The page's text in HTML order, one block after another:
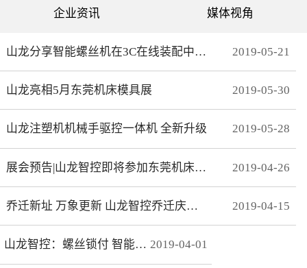
为单针设计，采用电脑可视
化界面控制机器移动实现花
绗缝机是以XY—Z型运动的
动，Z轴控制机头的绗缝。
（1）Z轴方向运动——绗缝
针上下的运动。（两个伺
（一个伺服）（3）Y轴方向
运动。（一个伺服）其中Z
轴是要两个伺服来配合完
成，伺服Z1：控制绗缝针上
动跟随不用电脑系统控制。
所以电脑是三轴系统，但却
控制着4个伺服。Z轴主要工
艺是：在500-2800针/分的
速度下，保证针始终能插入
合远距离的电机控制。网线
式接线 减少前期接线、制
观。分期保护 可以实现系
拆卸功能，有效杜绝拖款。
伺服参数，一键设置下发，
冲100倍，多个轴联动加工
问题而导致的加 工不
协调、整体效果变形等。快
速 MECHATROLINK III总
响应频率，位 置速度指
令整定时间可达2ms以下。
精准 23位绝对值编码器，
企业资讯 媒体视角
山龙分享智能螺丝机在3C在线装配中的应用 2019-05-21
山龙亮相5月东莞机床模具展 2019-05-30
山龙注塑机机械手驱控一体机 全新升级 2019-05-28
展会预告|山龙智控即将参加东莞机床模具展 2019-04-26
乔迁新址 万象更新 山龙智控乔迁庆典隆重举行 2019-04-15
山龙智控：螺丝锁付 智能升级 2019-04-01